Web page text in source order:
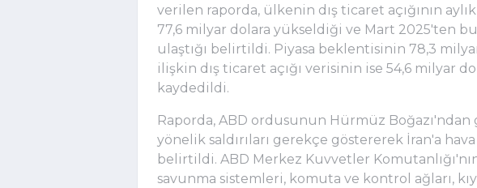
verilen raporda, ülkenin dış ticaret açığının
77,6 milyar dolara yükseldiği ve Mart 2025'ten
ulaştığı belirtildi. Piyasa beklentisinin 78,3
ilişkin dış ticaret açığı verisinin ise 54,6 milyar
kaydedildi.
Raporda, ABD ordusunun Hürmüz
yönelik saldırıları gerekçe göstererek İran'a
belirtildi. ABD Merkez Kuvvetler
savunma sistemleri, komuta ve kontrol ağları,